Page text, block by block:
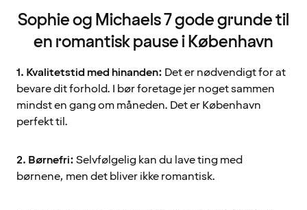
Sophie og Michaels 7 gode grunde til
en romantisk pause i København
1. Kvalitetstid med hinanden: Det er nødvendigt for at
bevare dit forhold. I bør foretage jer noget sammen
mindst en gang om måneden. Det er København
perfekt til.
2. Børnefri:Selvfølgelig kan du lave ting med
børnene, men det bliver ikke romantisk.